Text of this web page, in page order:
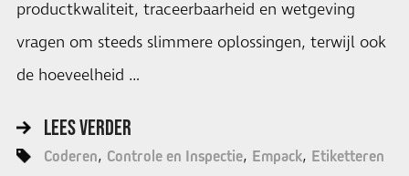
productkwaliteit, traceerbaarheid en wetgeving
vragen om steeds slimmere oplossingen, terwijl ook
de hoeveelheid …
LEES VERDER
Coderen Controle en Inspectie Empack Etiketteren